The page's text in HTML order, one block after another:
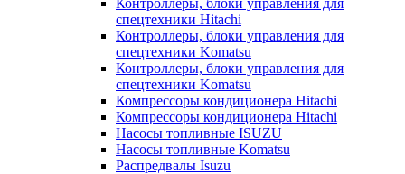
Контроллеры, блоки управления для
спецтехники Hitachi
Контроллеры, блоки управления для
спецтехники Komatsu
Контроллеры, блоки управления для
спецтехники Komatsu
Компрессоры кондиционера Hitachi
Компрессоры кондиционера Hitachi
Насосы топливные ISUZU
Насосы топливные Komatsu
Распредвалы Isuzu